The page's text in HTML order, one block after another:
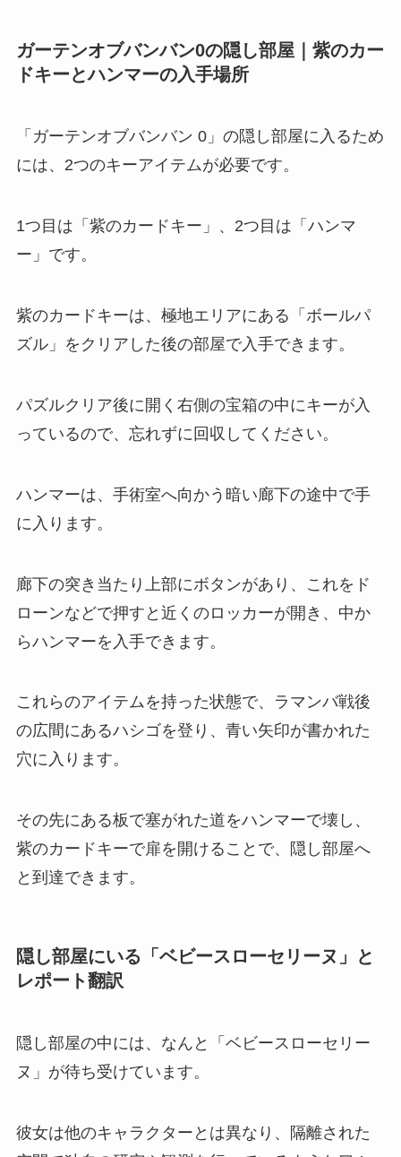
ガーテンオブバンバン0の隠し部屋｜紫のカー
ドキーとハンマーの入手場所
「ガーテンオブバンバン 0」の隠し部屋に入るため
には、2つのキーアイテムが必要です。
1つ目は「紫のカードキー」、2つ目は「ハンマ
ー」です。
紫のカードキーは、極地エリアにある「ボールパ
ズル」をクリアした後の部屋で入手できます。
パズルクリア後に開く右側の宝箱の中にキーが入
っているので、忘れずに回収してください。
ハンマーは、手術室へ向かう暗い廊下の途中で手
に入ります。
廊下の突き当たり上部にボタンがあり、これをド
ローンなどで押すと近くのロッカーが開き、中か
らハンマーを入手できます。
これらのアイテムを持った状態で、ラマンバ戦後
の広間にあるハシゴを登り、青い矢印が書かれた
穴に入ります。
その先にある板で塞がれた道をハンマーで壊し、
紫のカードキーで扉を開けることで、隠し部屋へ
と到達できます。
隠し部屋にいる「ベビースローセリーヌ」と
レポート翻訳
隠し部屋の中には、なんと「ベビースローセリー
ヌ」が待ち受けています。
彼女は他のキャラクターとは異なり、隔離された